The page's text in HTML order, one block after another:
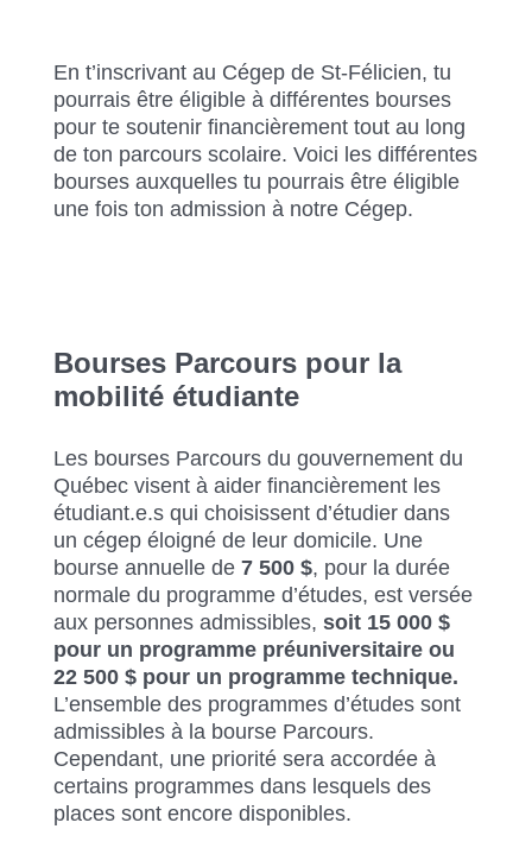
En t’inscrivant au Cégep de St-Félicien, tu
pourrais être éligible à différentes bourses
pour te soutenir financièrement tout au long
de ton parcours scolaire. Voici les différentes
bourses auxquelles tu pourrais être éligible
une fois ton admission à notre Cégep.
Bourses Parcours pour la
mobilité étudiante
Les bourses Parcours du gouvernement du
Québec visent à aider financièrement les
étudiant.e.s qui choisissent d’étudier dans
un cégep éloigné de leur domicile. Une
bourse annuelle de 7 500 $, pour la durée
normale du programme d’études, est versée
aux personnes admissibles, soit 15 000 $
pour un programme préuniversitaire ou
22 500 $ pour un programme technique.
L’ensemble des programmes d’études sont
admissibles à la bourse Parcours.
Cependant, une priorité sera accordée à
certains programmes dans lesquels des
places sont encore disponibles.